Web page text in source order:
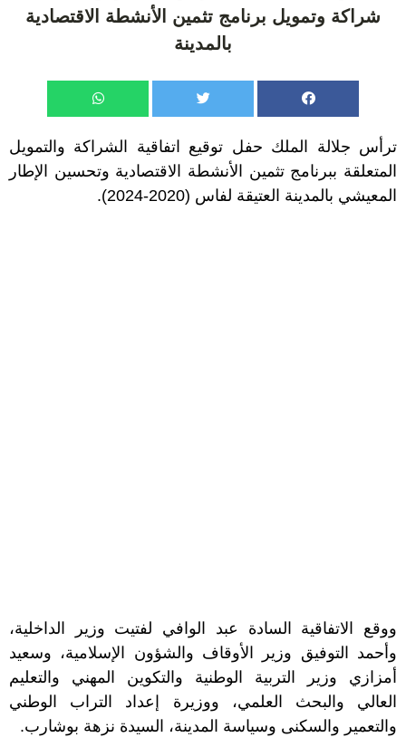
شراكة وتمويل برنامج تثمين الأنشطة الاقتصادية
بالمدينة
ترأس جلالة الملك حفل توقيع اتفاقية الشراكة والتمويل
المتعلقة ببرنامج تثمين الأنشطة الاقتصادية وتحسين الإطار
المعيشي بالمدينة العتيقة لفاس (2020-2024).
ووقع الاتفاقية السادة عبد الوافي لفتيت وزير الداخلية،
وأحمد التوفيق وزير الأوقاف والشؤون الإسلامية، وسعيد
أمزازي وزير التربية الوطنية والتكوين المهني والتعليم
العالي والبحث العلمي، ووزيرة إعداد التراب الوطني
والتعمير والسكنى وسياسة المدينة، السيدة نزهة بوشارب.